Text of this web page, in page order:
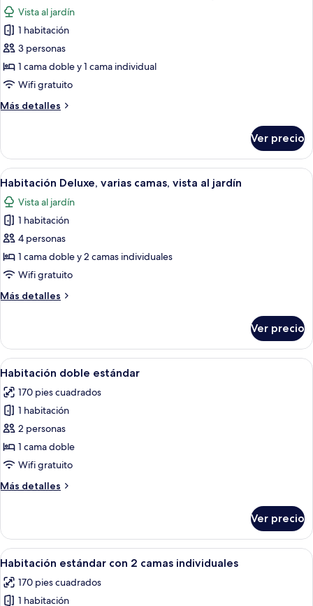
las
fotos
de
Habitación
Deluxe,
camas,
jardín
Vista al jardín
1 habitación
3 personas
1 cama doble y 1 cama individual
Wifi gratuito
Más detalles
Más
Deluxe,
varias
camas,
vista
al
jardín
Ver precio
Abrir
todas
las
fotos
de
Habitación
Deluxe,
camas,
jardín
Un dormitorio con una cama
4
Habitación Deluxe, varias camas, vista al jardín
Vista al jardín
1 habitación
4 personas
1 cama doble y 2 camas individuales
Wifi gratuito
Más detalles
Más
Deluxe,
varias
camas,
al
jardín
Ver precio
Abrir
todas
las
fotos
de
Habitación
doble
Una habitación de hotel con una
12
Habitación doble estándar
170 pies cuadrados
1 habitación
2 personas
1 cama doble
Wifi gratuito
Más detalles
Más
doble
estándar
Ver precio
Abrir
todas
las
Una habitación pequeña con cama,
9
Habitación estándar con 2 camas individuales
170 pies cuadrados
1 habitación